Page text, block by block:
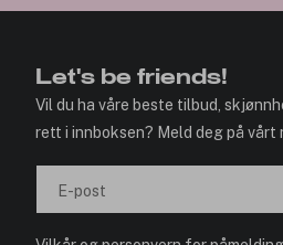
Let's be friends!
Vil du ha våre beste tilbud,
rett i innboksen? Meld deg på vårt
E-post